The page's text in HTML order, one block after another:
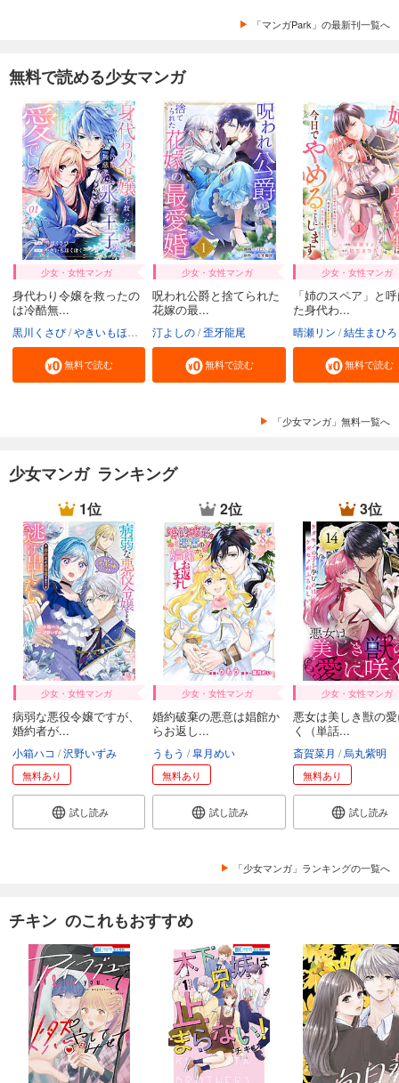
「マンガPark」の最新刊一覧へ
無料で読める少女マンガ
少女・女性マンガ
身代わり令嬢を救ったの
は冷酷無...
黒川くさび やきいもほくほく
無料で読む
少女・女性マンガ
呪われ公爵と捨てられた
花嫁の最...
汀よしの 歪牙龍尾
無料で読む
少女・女性マンガ
「姉のスペア」と
た身代わ...
晴瀬リン 結生まひろ
無料で読む
「少女マンガ」無料一覧へ
少女マンガ ランキング
1位
少女・女性マンガ
病弱な悪役令嬢ですが、
婚約者が...
小箱ハコ 沢野いずみ
無料あり
試し読み
2位
少女・女性マンガ
婚約破棄の悪意は娼館か
らお返し...
うもう 皐月めい
無料あり
試し読み
3位
少女・女性マンガ
悪女は美しき獣の
く（単話...
斎賀菜月 烏丸紫明
無料あり
試し読み
「少女マンガ」ランキングの一覧へ
チキン のこれもおすすめ